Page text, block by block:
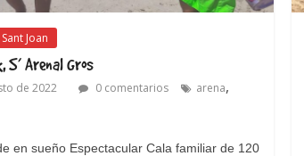
Sant Joan
Arenal Gros
de 2022 0 comentarios arena,
en sueño Espectacular Cala familiar de 120